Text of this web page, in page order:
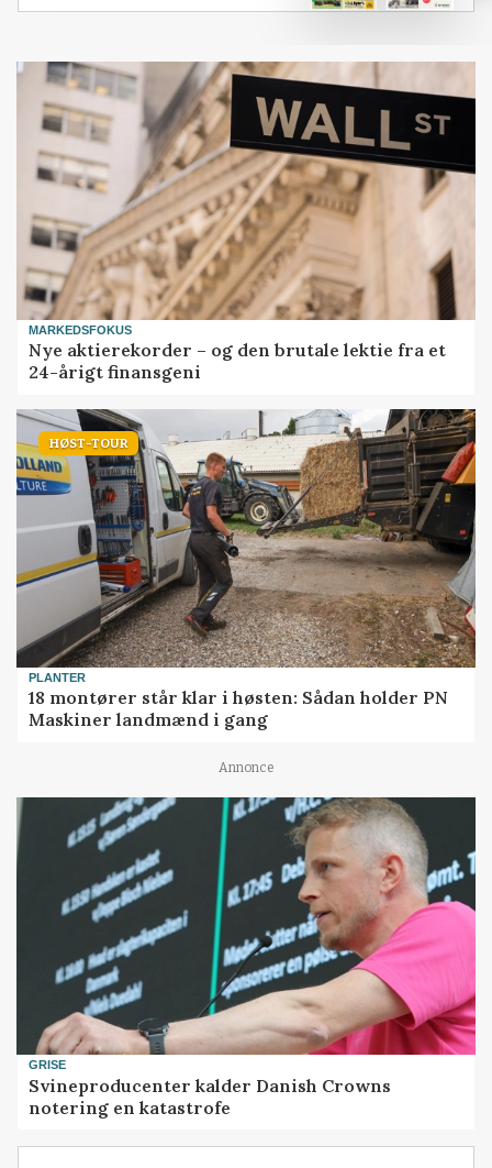
MARKEDSFOKUS
Nye aktierekorder – og den brutale lektie fra et
24-årigt finansgeni
HØST-TOUR
PLANTER
18 montører står klar i høsten: Sådan holder PN
Maskiner landmænd i gang
Annonce
GRISE
Svineproducenter kalder Danish Crowns
notering en katastrofe